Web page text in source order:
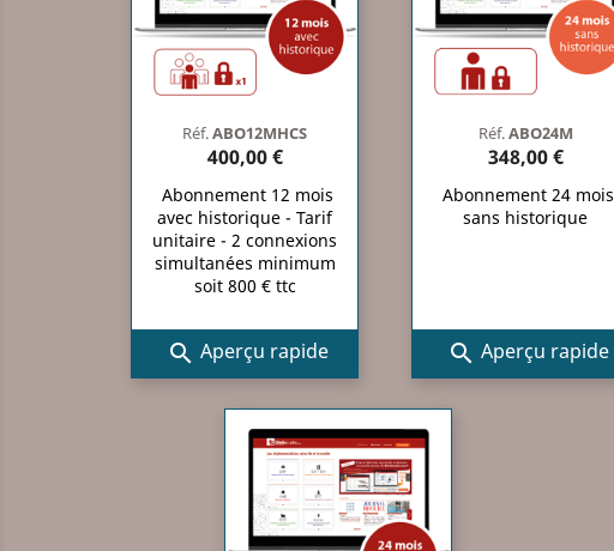
Réf.ABO12MHCS
400,00 €
Abonnement 12 mois
avec historique - Tarif
unitaire - 2 connexions
simultanées minimum
soit 800 € ttc
 Aperçu rapide
Réf.ABO24M
348,00 €
Abonnement 24 mois
sans historique
 Aperçu rapide